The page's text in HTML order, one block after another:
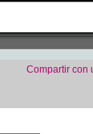
Compartir con